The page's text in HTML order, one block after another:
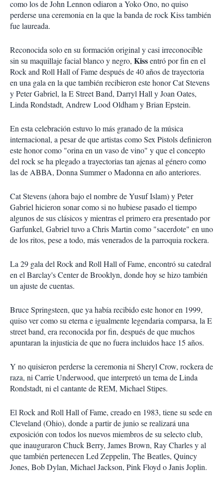
como los de John Lennon odiaron a Yoko Ono, no quiso
perderse una ceremonia en la que la banda de rock Kiss también
fue laureada.
Reconocida solo en su formación original y casi irreconocible
sin su maquillaje facial blanco y negro, Kissentró por fin en el
Rock and Roll Hall of Fame después de 40 años de trayectoria
en una gala en la que también recibieron este honor Cat Stevens
y Peter Gabriel, la E Street Band, Darryl Hall y Joan Oates,
Linda Rondstadt, Andrew Lood Oldham y Brian Epstein.
En esta celebración estuvo lo más granado de la música
internacional, a pesar de que artistas como Sex Pistols definieron
este honor como "orina en un vaso de vino" y que el concepto
del rock se ha plegado a trayectorias tan ajenas al género como
las de ABBA, Donna Summer o Madonna en año anteriores.
Cat Stevens (ahora bajo el nombre de Yusuf Islam) y Peter
Gabriel hicieron sonar como si no hubiese pasado el tiempo
algunos de sus clásicos y mientras el primero era presentado por
Garfunkel, Gabriel tuvo a Chris Martin como "sacerdote" en uno
de los ritos, pese a todo, más venerados de la parroquia rockera.
La 29 gala del Rock and Roll Hall of Fame, encontró su catedral
en el Barclay's Center de Brooklyn, donde hoy se hizo también
un ajuste de cuentas.
Bruce Springsteen, que ya había recibido este honor en 1999,
quiso ver como su eterna e igualmente legendaria comparsa, la E
street band, era reconocida por fin, después de que muchos
apuntaran la injusticia de que no fuera incluidos hace 15 años.
Y no quisieron perderse la ceremonia ni Sheryl Crow, rockera de
raza, ni Carrie Underwood, que interpretó un tema de Linda
Rondstadt, ni el cantante de REM, Michael Stipes.
El Rock and Roll Hall of Fame, creado en 1983, tiene su sede en
Cleveland (Ohio), donde a partir de junio se realizará una
exposición con todos los nuevos miembros de su selecto club,
que inauguraron Chuck Berry, James Brown, Ray Charles y al
que también pertenecen Led Zeppelin, The Beatles, Quincy
Jones, Bob Dylan, Michael Jackson, Pink Floyd o Janis Joplin.